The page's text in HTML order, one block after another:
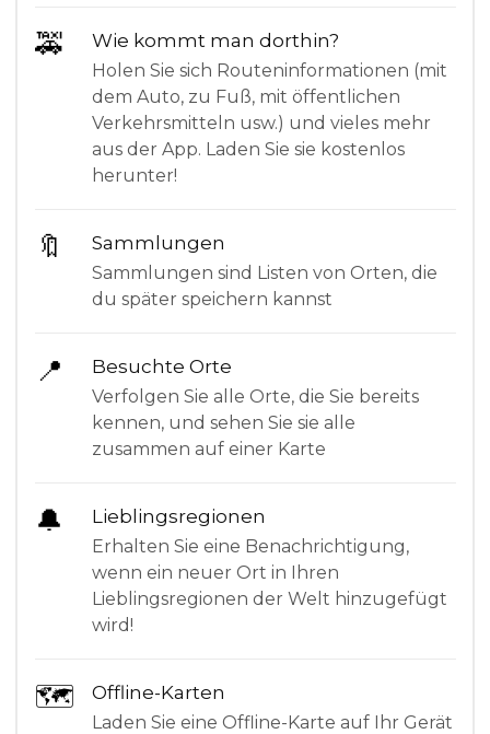
🚕 Wie kommt man dorthin?
Holen Sie sich Routeninformationen (mit
dem Auto, zu Fuß, mit öffentlichen
Verkehrsmitteln usw.) und vieles mehr
aus der App. Laden Sie sie kostenlos
herunter!
🔖 Sammlungen
Sammlungen sind Listen von Orten, die
du später speichern kannst
📍 Besuchte Orte
Verfolgen Sie alle Orte, die Sie bereits
kennen, und sehen Sie sie alle
zusammen auf einer Karte
🔔 Lieblingsregionen
Erhalten Sie eine Benachrichtigung,
wenn ein neuer Ort in Ihren
Lieblingsregionen der Welt hinzugefügt
wird!
🗺 Offline-Karten
Laden Sie eine Offline-Karte auf Ihr Gerät